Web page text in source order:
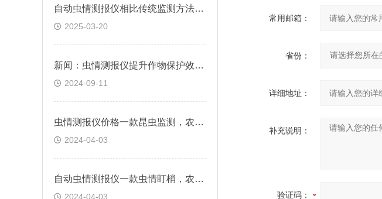
自动虫情测报仪相比传统监测方法有何优势？
2025-03-20
新闻：虫情测报仪提升作物保护效果&2024德邦速运
2024-09-11
虫情测报仪价格一款昆虫监测，农田有保的虫情监测仪
2024-04-03
自动虫情测报仪一款虫情盯梢，农作安康的虫情监测仪
2024-04-03
常用邮箱：
省份：
详细地址：
补充说明：
验证码：